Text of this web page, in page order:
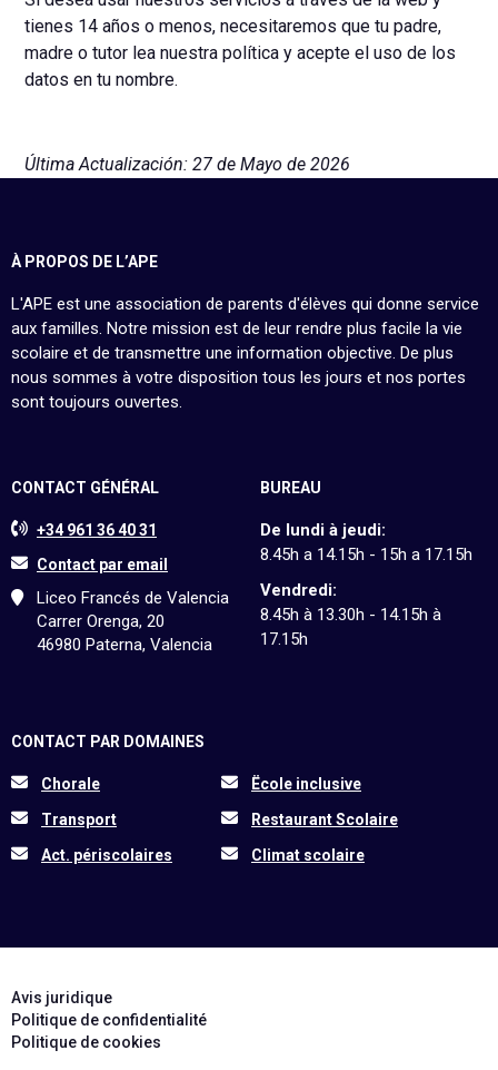
tienes 14 años o menos, necesitaremos que tu padre,
madre o tutor lea nuestra política y acepte el uso de los
datos en tu nombre.
Última Actualización: 27 de Mayo de 2026
À PROPOS DE L’APE
L'APE est une association de parents d'élèves qui donne service
aux familles. Notre mission est de leur rendre plus facile la vie
scolaire et de transmettre une information objective. De plus
nous sommes à votre disposition tous les jours et nos portes
sont toujours ouvertes.
CONTACT GÉNÉRAL
+34 961 36 40 31
Contact par email
Liceo Francés de Valencia
Carrer Orenga, 20
46980 Paterna, Valencia
BUREAU
De lundi à jeudi:
8.45h a 14.15h - 15h a 17.15h
Vendredi:
8.45h à 13.30h - 14.15h à
17.15h
CONTACT PAR DOMAINES
Chorale
Ëcole inclusive
Transport
Restaurant Scolaire
Act. périscolaires
Climat scolaire
Avis juridique
Politique de confidentialité
Politique de cookies